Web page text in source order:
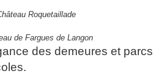
Roquetaillade
de Fargues de Langon
des demeures et parcs